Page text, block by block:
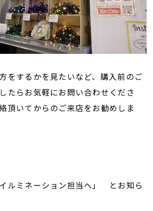
をするかを見たいなど、購入前のご
たらお気軽にお問い合わせくださ
頂いてからのご来店をお勧めしま
ルミネーション担当へ」 とお知ら